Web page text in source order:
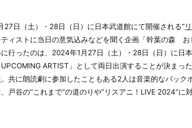
27日（土）・28日（日）に日本武道館にて開催される“
ィストに当日の意気込みなどを聞く企画「幹葉の森
行ったのは、2024年1月27日（土）・28日（日）に日
UPCOMING ARTIST」として両日出演することが決ま
。共に朗読劇に参加したこともある2人は音楽的なバッ
戸谷の“これまで”の道のりや“リスアニ！LIVE 2024”に